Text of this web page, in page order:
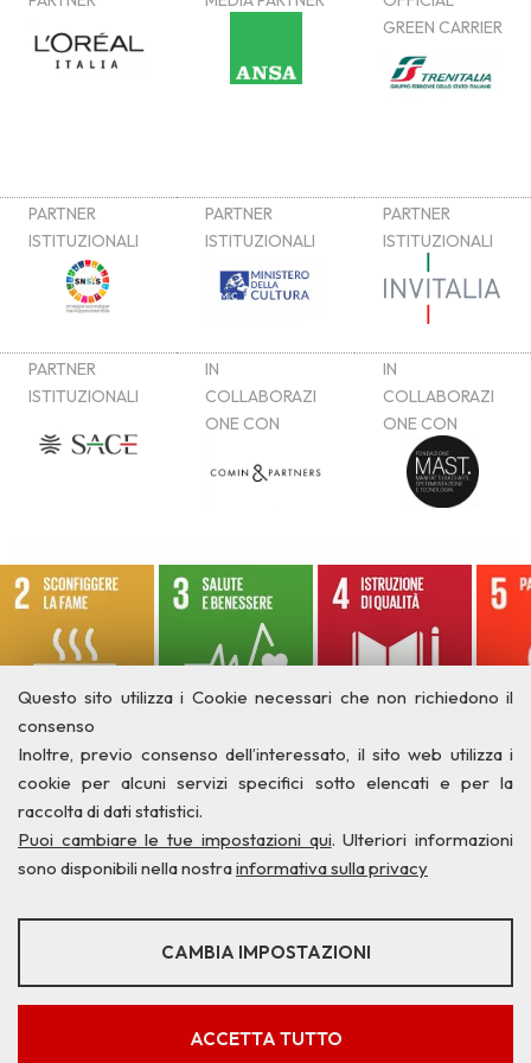
Questo sito utilizza i Cookie necessari che non richiedono il
consenso
Inoltre, previo consenso dell’interessato, il sito web utilizza i
cookie per alcuni servizi specifici sotto elencati e per la
raccolta di dati statistici.
Puoi cambiare le tue impostazioni qui. Ulteriori informazioni
sono disponibili nella nostrainformativa sulla privacy
STATISTICHE
Mostra maggiori informazioni
CAMBIA IMPOSTAZIONI
ACCETTA TUTTO